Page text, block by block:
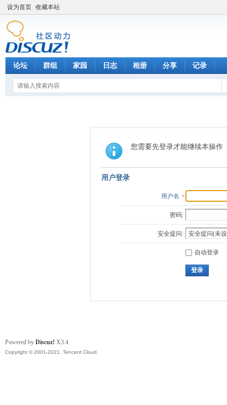
设为首页 收藏本站
论坛 群组 家园 日志 相册 分享 记录
您需要先登录才能继续本操作
用户登录
用户名
密码:
安全提问:
自动登录
登录
Powered by Discuz! X3.4
Copyright © 2001-2021, Tencent Cloud.